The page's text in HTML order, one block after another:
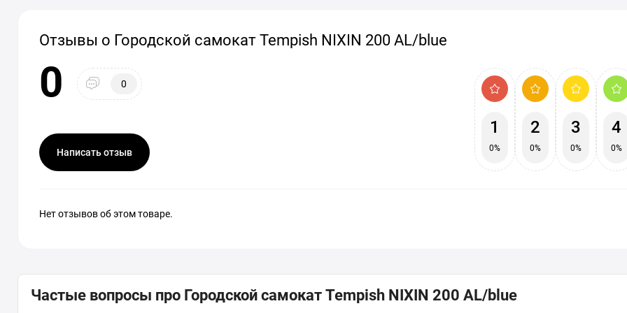
Отзывы о Городской самокат Tempish NIXIN 200 AL/blue
0 0
Написать отзыв
1
0%
2
0%
3
0%
4
0%
Нет отзывов об этом товаре.
Частые вопросы про Городской самокат Tempish NIXIN 200 AL/blue